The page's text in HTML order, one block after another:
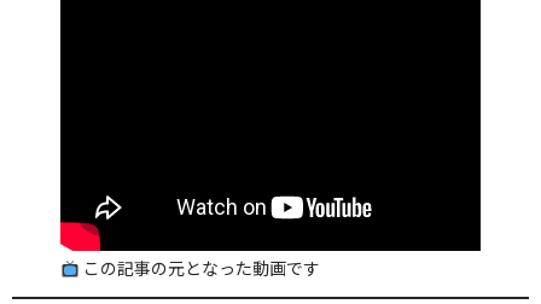
この記事の元となった動画です